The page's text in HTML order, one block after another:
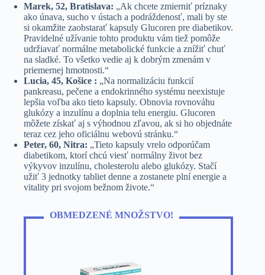
Marek, 52, Bratislava: „Ak chcete zmierniť príznaky
ako únava, sucho v ústach a podráždenosť, mali by ste
si okamžite zaobstarať kapsuly Glucoren pre diabetikov.
Pravidelné užívanie tohto produktu vám tiež pomôže
udržiavať normálne metabolické funkcie a znížiť chuť
na sladké. To všetko vedie aj k dobrým zmenám v
priemernej hmotnosti.“
Lucia, 45, Košice : „Na normalizáciu funkcií
pankreasu, pečene a endokrinného systému neexistuje
lepšia voľba ako tieto kapsuly. Obnovia rovnováhu
glukózy a inzulínu a doplnia telu energiu. Glucoren
môžete získať aj s výhodnou zľavou, ak si ho objednáte
teraz cez jeho oficiálnu webovú stránku.“
Peter, 60, Nitra: „Tieto kapsuly vrelo odporúčam
diabetikom, ktorí chcú viesť normálny život bez
výkyvov inzulínu, cholesterolu alebo glukózy. Stačí
užiť 3 jednotky tabliet denne a zostanete plní energie a
vitality pri svojom bežnom živote.“
OBMEDZENÉ MNOŽSTVO!